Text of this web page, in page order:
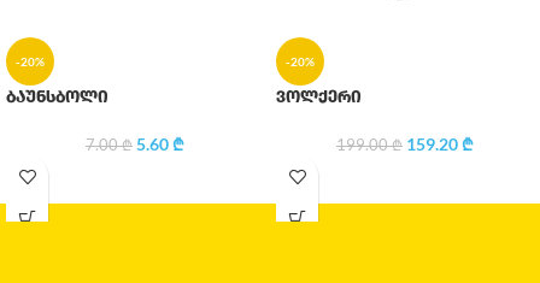
-20%
ბაუნსბოლი
7.00₾ 5.60₾
-20%
ვოლქერი
199.00₾ 159.20₾